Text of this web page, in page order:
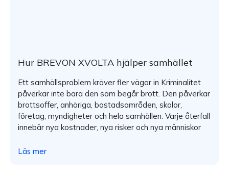
Hur BREVON XVOLTA hjälper samhället
Ett samhällsproblem kräver fler vägar in Kriminalitet
påverkar inte bara den som begår brott. Den påverkar
brottsoffer, anhöriga, bostadsområden, skolor,
företag, myndigheter och hela samhällen. Varje återfall
innebär nya kostnader, nya risker och nya människor
Läs mer